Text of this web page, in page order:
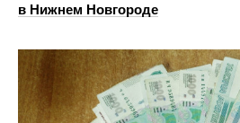
в Нижнем Новгороде